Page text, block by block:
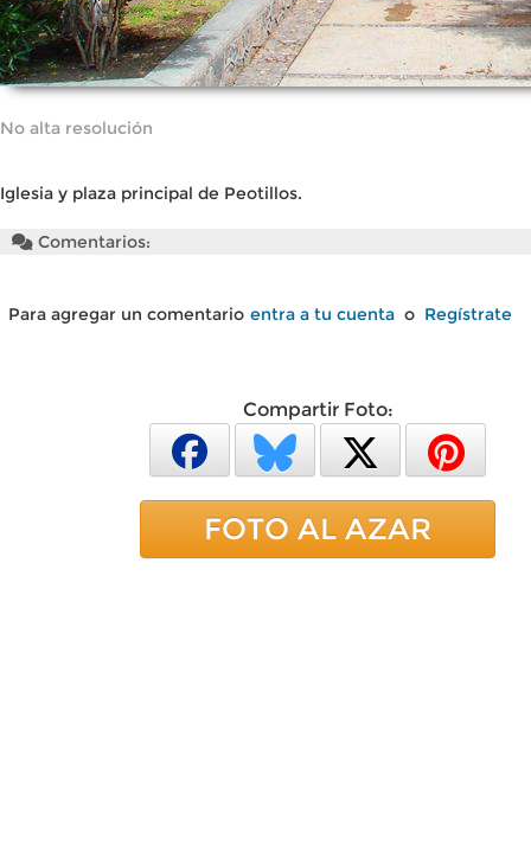
No alta resolución
Iglesia y plaza principal de Peotillos.
Comentarios:
Para agregar un comentario entra a tu cuenta o Regístrate
Compartir Foto:
FOTO AL AZAR